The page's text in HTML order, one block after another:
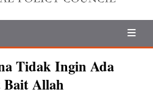
Tidak Ingin Ada
Allah